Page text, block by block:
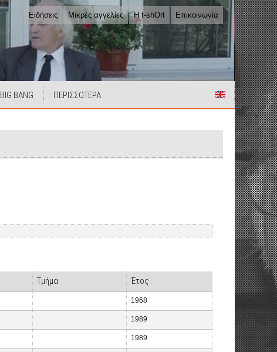
Ειδήσεις Μικρές αγγελίες Η t-shOrt Επικοινωνία
BIG BANG ΠΕΡΙΣΣΟΤΕΡΑ
Τμήμα Έτος
1968
1989
1989